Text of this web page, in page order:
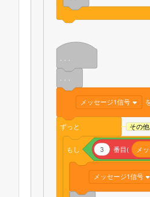
. . .
メッセージ1信号
ずっと
もし 3 番目( メ
メッセージ1信号
その